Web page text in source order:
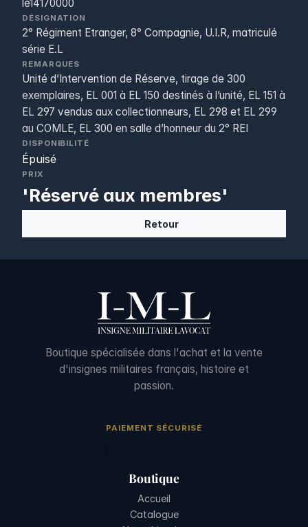
le14170000
DÉSIGNATION
2° Régiment Etranger, 8° Compagnie, U.I.R, matriculé
série E.L
REMARQUES
Unité d’Intervention de Réserve, tirage de 300
exemplaires, EL 001 à EL 150 destinés à l’unité, EL 151 à
EL 297 vendus aux collectionneurs, EL 298 et EL 299
au COMLE, EL 300 en salle d’honneur du 2° REI
DISPONIBILITÉ
Épuisé
PRIX
'Réservé aux membres'
Retour
Boutique spécialisée dans l'achat et la vente
d'insignes militaires français, histoire et
passion.
PAIEMENT SÉCURISÉ
Boutique
Accueil
Catalogue